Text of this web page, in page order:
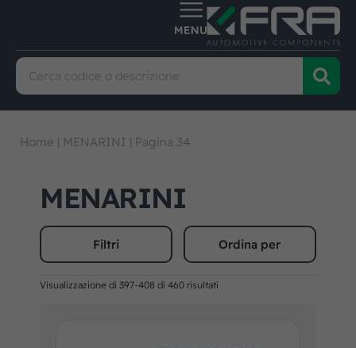
Home | MENARINI | Pagina 34
MENARINI
Filtri Ordina per
Visualizzazione di 397-408 di 460 risultati